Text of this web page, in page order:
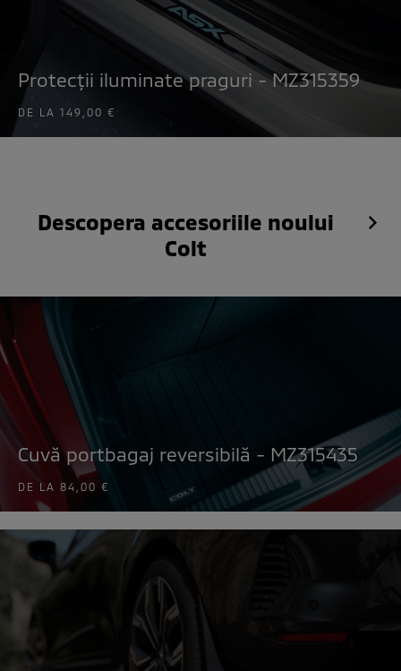
Protecții iluminate praguri - MZ315359
DE LA 149,00 €
Descopera accesoriile noului
Colt
Cuvă portbagaj reversibilă - MZ315435
DE LA 84,00 €